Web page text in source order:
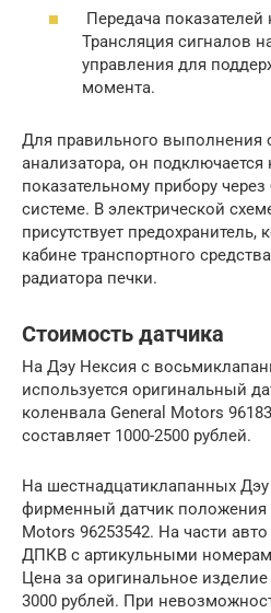
Передача показателей
Трансляция сигналов
управления для
момента.
Для правильного выполнения
анализатора, он подключается
показательному прибору
системе. В электрической
присутствует предохранитель,
кабине транспортного
радиатора печки.
Стоимость датчика
На Дэу Нексия с
используется оригинальный
коленвала General Motors
составляет 1000-2500 рублей.
На шестнадцатиклапанных
фирменный датчик положения
Motors 96253542. На части
ДПКВ с артикульными
Цена за оригинальное изделие
3000 рублей. При